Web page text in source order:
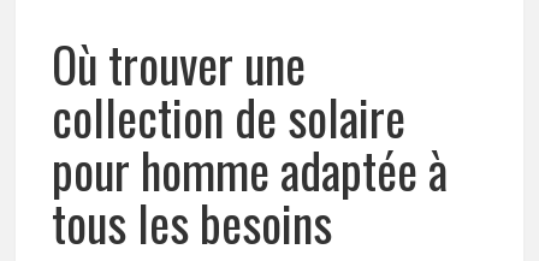
Où trouver une
collection de solaire
pour homme adaptée à
tous les besoins